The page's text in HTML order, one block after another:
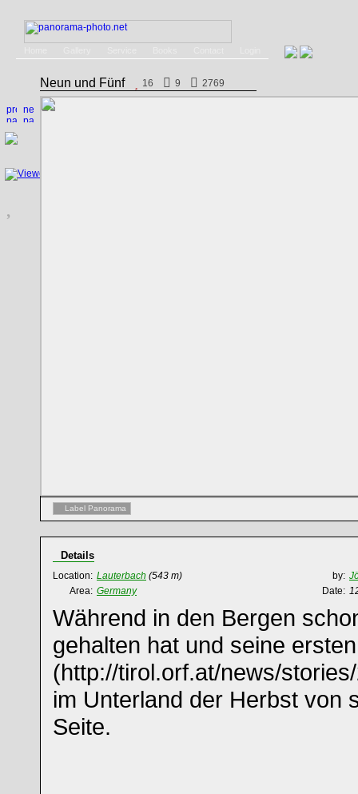
Neun und Fünf 16 9 2769
Label Panorama
Details
Location: Lauterbach (543 m) by:
Area: Germany Date:
Während in den Bergen
gehalten hat und seine
(http://tirol.orf.at/news/
im Unterland der Herbst von
Seite.